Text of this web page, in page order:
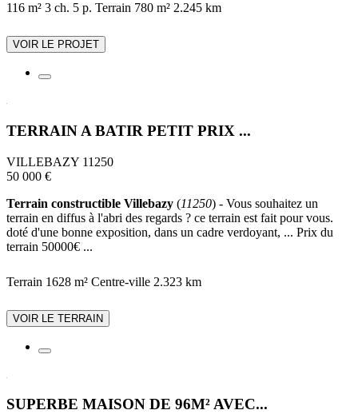
116 m² 3 ch. 5 p. Terrain 780 m² 2.245 km
VOIR LE PROJET
TERRAIN A BATIR PETIT PRIX ...
VILLEBAZY 11250
50 000 €
Terrain constructible Villebazy (11250) - Vous souhaitez un
terrain en diffus à l'abri des regards ? ce terrain est fait pour vous.
doté d'une bonne exposition, dans un cadre verdoyant, ... Prix du
terrain 50000€ ...
Terrain 1628 m² Centre-ville 2.323 km
VOIR LE TERRAIN
SUPERBE MAISON DE 96M² AVEC...